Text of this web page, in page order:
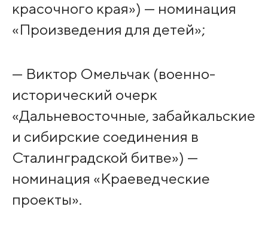
красочного края») — номинация
«Произведения для детей»;
— Виктор Омельчак (военно-
исторический очерк
«Дальневосточные, забайкальские
и сибирские соединения в
Сталинградской битве») —
номинация «Краеведческие
проекты».